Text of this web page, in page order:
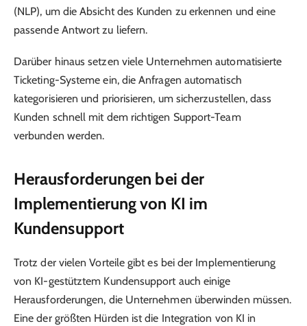
(NLP), um die Absicht des Kunden zu erkennen und eine
passende Antwort zu liefern.
Darüber hinaus setzen viele Unternehmen automatisierte
Ticketing-Systeme ein, die Anfragen automatisch
kategorisieren und priorisieren, um sicherzustellen, dass
Kunden schnell mit dem richtigen Support-Team
verbunden werden.
Herausforderungen bei der
Implementierung von KI im
Kundensupport
Trotz der vielen Vorteile gibt es bei der Implementierung
von KI-gestütztem Kundensupport auch einige
Herausforderungen, die Unternehmen überwinden müssen.
Eine der größten Hürden ist die Integration von KI in